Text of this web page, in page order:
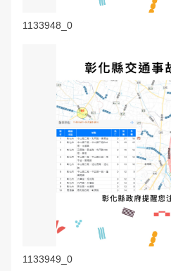
1133948_0
1133949_0